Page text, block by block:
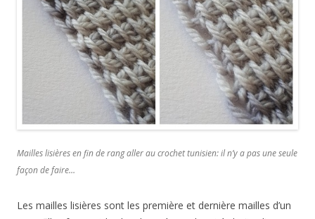
Mailles lisières en fin de rang aller au crochet tunisien: il n’y a pas une seule
façon de faire…
Les mailles lisières sont les première et dernière mailles d’un